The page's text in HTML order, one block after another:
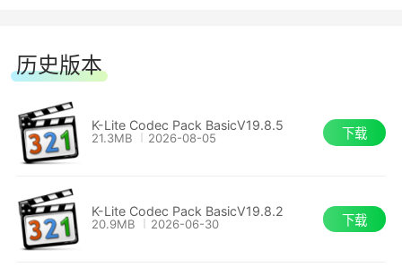
历史版本
K-Lite Codec Pack BasicV19.8.5
21.3MB 2026-08-05 下载
K-Lite Codec Pack BasicV19.8.2
20.9MB 2026-06-30 下载